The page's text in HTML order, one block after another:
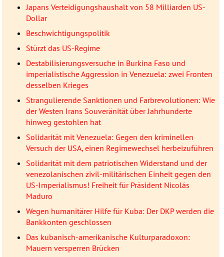
Japans Verteidigungshaushalt von 58 Milliarden US-
Dollar
Beschwichtigungspolitik
Stürzt das US-Regime
Destabilisierungsversuche in Burkina Faso und
imperialistische Aggression in Venezuela: zwei Fronten
desselben Krieges
Strangulierende Sanktionen und Farbrevolutionen: Wie
der Westen Irans Souveränität über Jahrhunderte
hinweg gestohlen hat
Solidarität mit Venezuela: Gegen den kriminellen
Versuch der USA, einen Regimewechsel herbeizuführen
Solidarität mit dem patriotischen Widerstand und der
venezolanischen zivil-militärischen Einheit gegen den
US-Imperialismus! Freiheit für Präsident Nicolás
Maduro
Wegen humanitärer Hilfe für Kuba: Der DKP werden die
Bankkonten geschlossen
Das kubanisch-amerikanische Kulturparadoxon:
Mauern versperren Brücken